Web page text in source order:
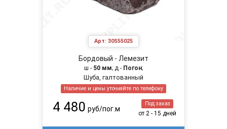
Арт: 30S55025
Бордовый - Лемезит
ш - 50 мм; д - Погон;
Шуба, галтованный
Наличие и цены уточняйте по телефону
4 480 руб/пог.м
Под заказ
от 2 - 15 дней